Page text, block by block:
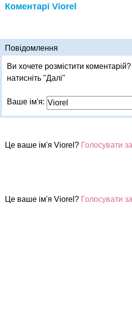
Коментарі Viorel
Повідомлення
Ви хочете розмістити
натисніть "Далі"
Ваше ім'я:
Це ваше ім'я Viorel? Голосувати
Це ваше ім'я Viorel? Голосувати